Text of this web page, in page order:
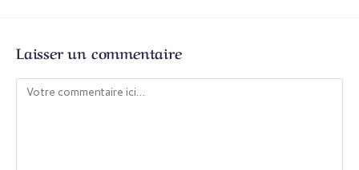
Laisser un commentaire